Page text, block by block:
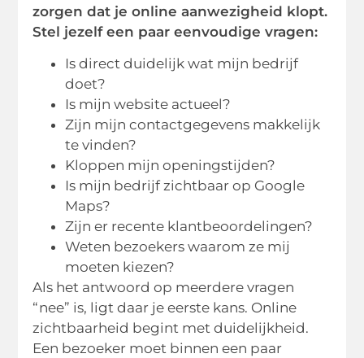
zorgen dat je online aanwezigheid klopt.
Stel jezelf een paar eenvoudige vragen:
Is direct duidelijk wat mijn bedrijf
doet?
Is mijn website actueel?
Zijn mijn contactgegevens makkelijk
te vinden?
Kloppen mijn openingstijden?
Is mijn bedrijf zichtbaar op Google
Maps?
Zijn er recente klantbeoordelingen?
Weten bezoekers waarom ze mij
moeten kiezen?
Als het antwoord op meerdere vragen
“nee” is, ligt daar je eerste kans. Online
zichtbaarheid begint met duidelijkheid.
Een bezoeker moet binnen een paar